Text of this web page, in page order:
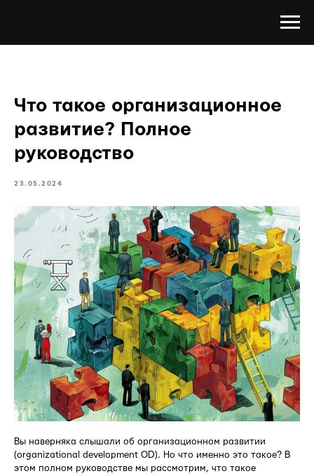
Что такое организационное
развитие? Полное
руководство
23.05.2024
Вы наверняка слышали об организационном развитии
(organizational development OD). Но что именно это такое? В
этом полном руководстве мы рассмотрим, что такое